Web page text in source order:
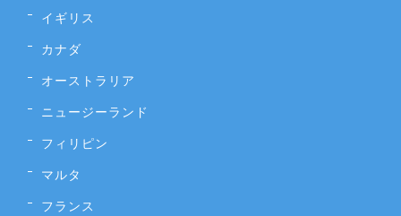
イギリス
カナダ
オーストラリア
ニュージーランド
フィリピン
マルタ
フランス